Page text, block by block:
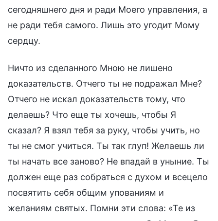
сегодняшнего дня и ради Моего управления, а
не ради тебя самого. Лишь это угодит Мому
сердцу.
Ничто из сделанного Мною не лишено
доказательств. Отчего ты не подражал Мне?
Отчего не искал доказательств тому, что
делаешь? Что еще ты хочешь, чтобы Я
сказал? Я взял тебя за руку, чтобы учить, но
ты не смог учиться. Ты так глуп! Желаешь ли
ты начать все заново? Не впадай в уныние. Ты
должен еще раз собраться с духом и всецело
посвятить себя общим упованиям и
желаниям святых. Помни эти слова: «Те из